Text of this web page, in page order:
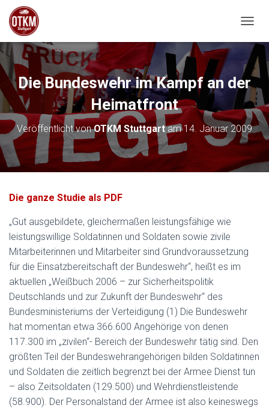
Die Bundeswehr im Kampf an der
Heimatfront
Veröffentlicht vonOTKM Stuttgartam14. Januar 2009
Die ganze Studie als PDF
„Gut ausgebildete, gleichermaßen leistungsfähige wie
leistungswillige Soldatinnen und Soldaten sowie zivile
Mitarbeiterinnen und Mitarbeiter sind Grundvoraussetzung
für die Einsatzbereitschaft der Bundeswehr“, heißt es im
aktuellen „Weißbuch 2006 – zur Sicherheitspolitik
Deutschlands und zur Zukunft der Bundeswehr“ des
Bundesministeriums der Verteidigung (1) Die Bundeswehr
hat momentan etwa 366.600 Angehörige von denen
117.300 im „zivilen“- Bereich der Bundeswehr tätig sind. Den
größten Teil der Bundeswehrangehörigen bilden Soldatinnen
und Soldaten die zeitlich begrenzt bei der Armee Dienst tun
– also Zeitsoldaten (129.500) und Wehrdienstleistende
(58.900). Der Personalstand der Armee ist also keineswegs